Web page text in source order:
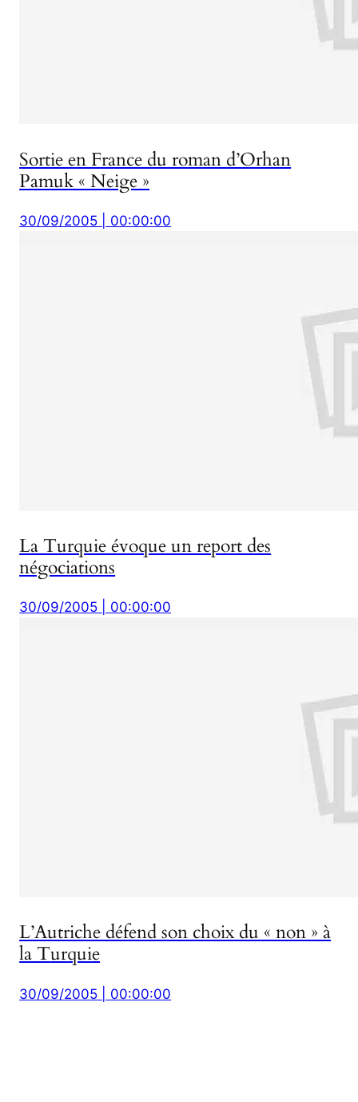
Sortie en France du roman d’Orhan
Pamuk « Neige »
30/09/2005 | 00:00:00
La Turquie évoque un report des
négociations
30/09/2005 | 00:00:00
L’Autriche défend son choix du « non » à
la Turquie
30/09/2005 | 00:00:00